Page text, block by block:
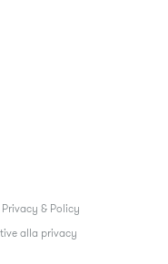
Privacy & Policy
alla privacy